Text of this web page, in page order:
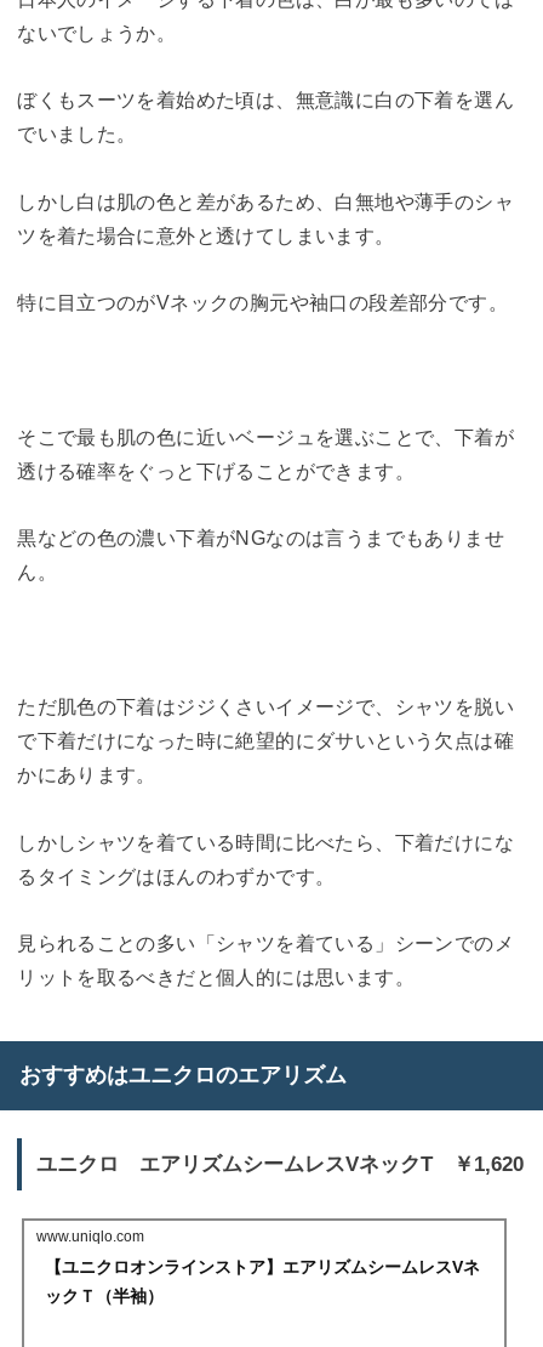
ないでしょうか。
ぼくもスーツを着始めた頃は、無意識に白の下着を選ん
でいました。
しかし白は肌の色と差があるため、白無地や薄手のシャ
ツを着た場合に意外と透けてしまいます。
特に目立つのがVネックの胸元や袖口の段差部分です。
そこで最も肌の色に近いベージュを選ぶことで、下着が
透ける確率をぐっと下げることができます。
黒などの色の濃い下着がNGなのは言うまでもありませ
ん。
ただ肌色の下着はジジくさいイメージで、シャツを脱い
で下着だけになった時に絶望的にダサいという欠点は確
かにあります。
しかしシャツを着ている時間に比べたら、下着だけにな
るタイミングはほんのわずかです。
見られることの多い「シャツを着ている」シーンでのメ
リットを取るべきだと個人的には思います。
おすすめはユニクロのエアリズム
ユニクロ エアリズムシームレスVネックT ￥1,620
www.uniqlo.com
【ユニクロオンラインストア】エアリズムシームレスVネ
ックＴ（半袖）